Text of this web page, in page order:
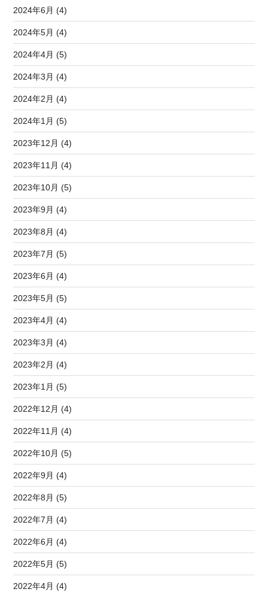
2024年6月 (4)
2024年5月 (4)
2024年4月 (5)
2024年3月 (4)
2024年2月 (4)
2024年1月 (5)
2023年12月 (4)
2023年11月 (4)
2023年10月 (5)
2023年9月 (4)
2023年8月 (4)
2023年7月 (5)
2023年6月 (4)
2023年5月 (5)
2023年4月 (4)
2023年3月 (4)
2023年2月 (4)
2023年1月 (5)
2022年12月 (4)
2022年11月 (4)
2022年10月 (5)
2022年9月 (4)
2022年8月 (5)
2022年7月 (4)
2022年6月 (4)
2022年5月 (5)
2022年4月 (4)